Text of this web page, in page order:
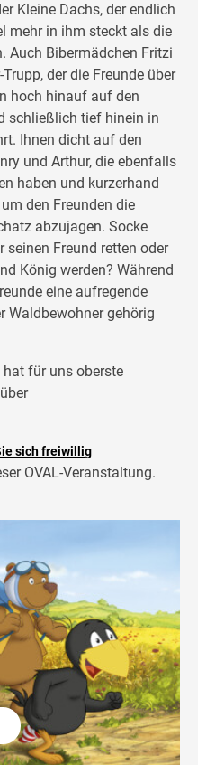
Kleine Dachs, der endlich
mehr in ihm steckt als die
Auch Bibermädchen Fritzi
der die Freunde über
hoch hinauf auf den
schließlich tief hinein in
Ihnen dicht auf den
und Arthur, die ebenfalls
haben und kurzerhand
den Freunden die
abzujagen. Socke
seinen Freund retten oder
König werden? Während
eine aufregende
Waldbewohner gehörig
hat für uns oberste
sich freiwillig
OVAL-Veranstaltung.